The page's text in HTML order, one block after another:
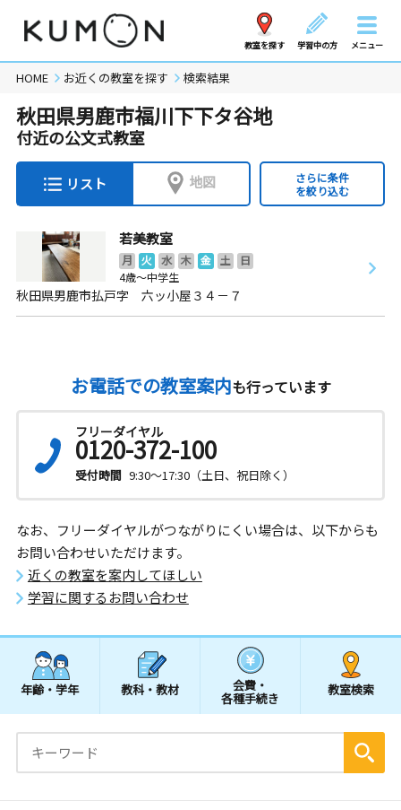
教室を探す 学習中の方 メニュー
HOME お近くの教室を探す 検索結果
秋田県男鹿市福川下下タ谷地
付近の公文式教室
リスト 地図
さらに条件
を絞り込む
若美教室
月 火 水 木 金 土
日
4歳～中学生
秋田県男鹿市払戸字 六ッ小屋３４－７
お電話での教室案内も行っています
フリーダイヤル
0120-372-100
受付時間 9:30～17:30（土日、祝日除く）
なお、フリーダイヤルがつながりにくい場合は、以下からも
お問い合わせいただけます。
近くの教室を案内してほしい
学習に関するお問い合わせ
年齢・学年 教科・教材 会費・
各種手続き
教室検索